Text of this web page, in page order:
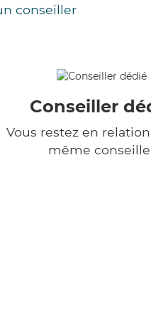
conseiller
Conseiller
Vous restez en
même